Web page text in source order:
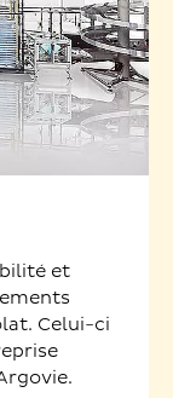
et
Celui-ci